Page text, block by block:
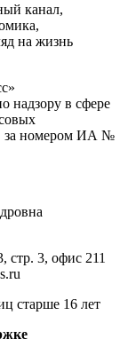
канал,
на жизнь
надзору в сфере
за номером ИА №
стр. 3, офис 211
старше 16 лет